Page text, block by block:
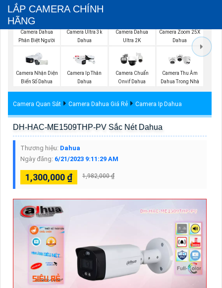
LẮP CAMERA CHÍNH
HÃNG
Camera Dahua
Phân Biệt Người
Camera Ultra 3k
Dahua
Camera Dahua
Ultra 2K
Camera Zoom 25X
Dahua
Camera Nhận Diện
Biển Số Dahua
Camera Ip Thân
Dahua
Camera Chuẩn
Onvif Dahua
Camera Thu Âm
Dahua Trong Nhà
Camera Quan Sát Camera Dahua Giá Rẻ Camera Ip Dahua
DH-HAC-ME1509THP-PV Sắc Nét Dahua
Thương hiệu: Dahua
Ngày đăng: 6/21/2023 9:11:29 AM
1,300,000 ₫ 1,982,000 ₫